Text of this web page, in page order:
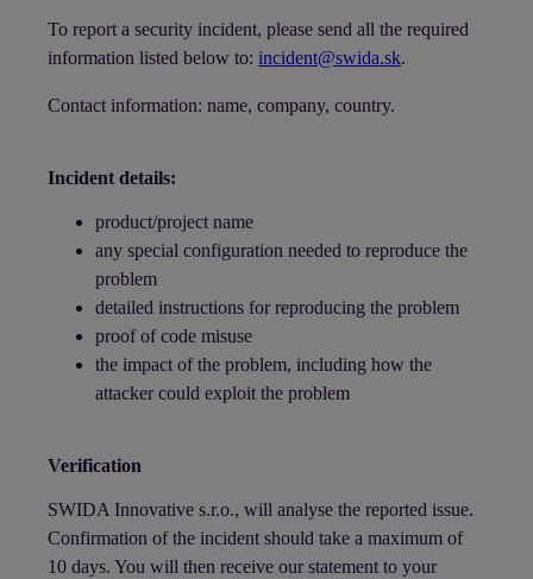
To report a security incident, please send all the required
information listed below to: incident@swida.sk.
Contact information: name, company, country.
Incident details:
product/project name
any special configuration needed to reproduce the
problem
detailed instructions for reproducing the problem
proof of code misuse
the impact of the problem, including how the
attacker could exploit the problem
Verification
SWIDA Innovative s.r.o., will analyse the reported issue.
Confirmation of the incident should take a maximum of
10 days. You will then receive our statement to your